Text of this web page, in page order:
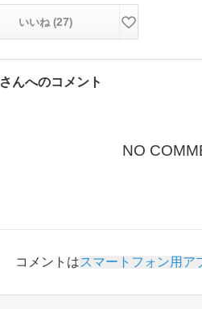
いいね (27)
さんへのコメント
NO
コメントはスマートフォン用ア